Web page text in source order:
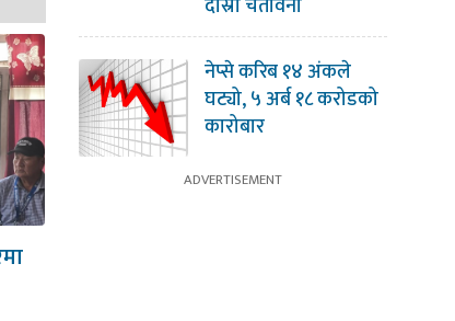
नेप्से करिब १४ अंकले
घट्यो, ५ अर्ब १८ करोडको
कारोबार